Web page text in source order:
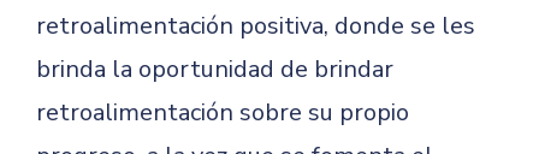
retroalimentación positiva, donde se les
brinda la oportunidad de brindar
retroalimentación sobre su propio